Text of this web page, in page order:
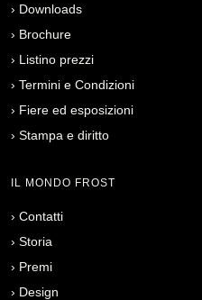
› Downloads
› Brochure
› Listino prezzi
› Termini e Condizioni
› Fiere ed esposizioni
› Stampa e diritto
IL MONDO FROST
› Contatti
› Storia
› Premi
› Design